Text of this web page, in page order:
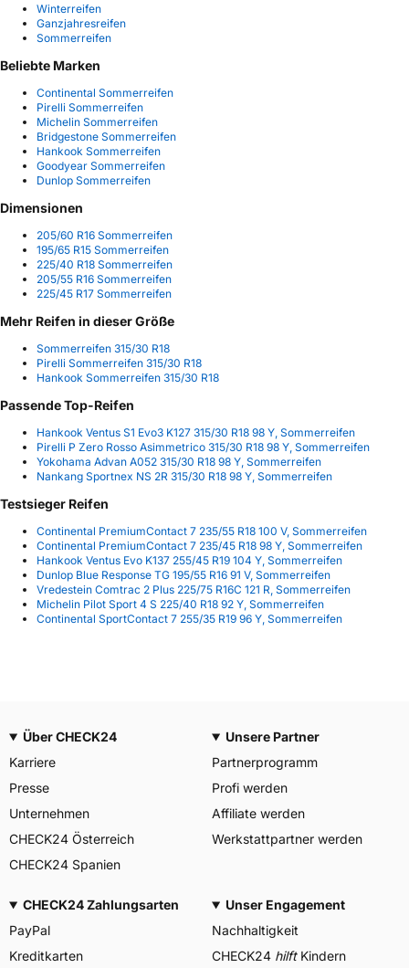
Winterreifen
Ganzjahresreifen
Sommerreifen
Beliebte Marken
Continental Sommerreifen
Pirelli Sommerreifen
Michelin Sommerreifen
Bridgestone Sommerreifen
Hankook Sommerreifen
Goodyear Sommerreifen
Dunlop Sommerreifen
Dimensionen
205/60 R16 Sommerreifen
195/65 R15 Sommerreifen
225/40 R18 Sommerreifen
205/55 R16 Sommerreifen
225/45 R17 Sommerreifen
Mehr Reifen in dieser Größe
Sommerreifen 315/30 R18
Pirelli Sommerreifen 315/30 R18
Hankook Sommerreifen 315/30 R18
Passende Top-Reifen
Hankook Ventus S1 Evo3 K127 315/30 R18 98 Y, Sommerreifen
Pirelli P Zero Rosso Asimmetrico 315/30 R18 98 Y, Sommerreifen
Yokohama Advan A052 315/30 R18 98 Y, Sommerreifen
Nankang Sportnex NS 2R 315/30 R18 98 Y, Sommerreifen
Testsieger Reifen
Continental PremiumContact 7 235/55 R18 100 V, Sommerreifen
Continental PremiumContact 7 235/45 R18 98 Y, Sommerreifen
Hankook Ventus Evo K137 255/45 R19 104 Y, Sommerreifen
Dunlop Blue Response TG 195/55 R16 91 V, Sommerreifen
Vredestein Comtrac 2 Plus 225/75 R16C 121 R, Sommerreifen
Michelin Pilot Sport 4 S 225/40 R18 92 Y, Sommerreifen
Continental SportContact 7 255/35 R19 96 Y, Sommerreifen
Über CHECK24
Karriere
Presse
Unternehmen
CHECK24 Österreich
CHECK24 Spanien
Unsere Partner
Partnerprogramm
Profi werden
Affiliate werden
Werkstattpartner werden
CHECK24 Zahlungsarten
PayPal
Kreditkarten
Unser Engagement
Nachhaltigkeit
CHECK24 hilftKindern